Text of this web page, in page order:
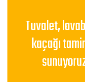
Tuvalet,
kaçağı